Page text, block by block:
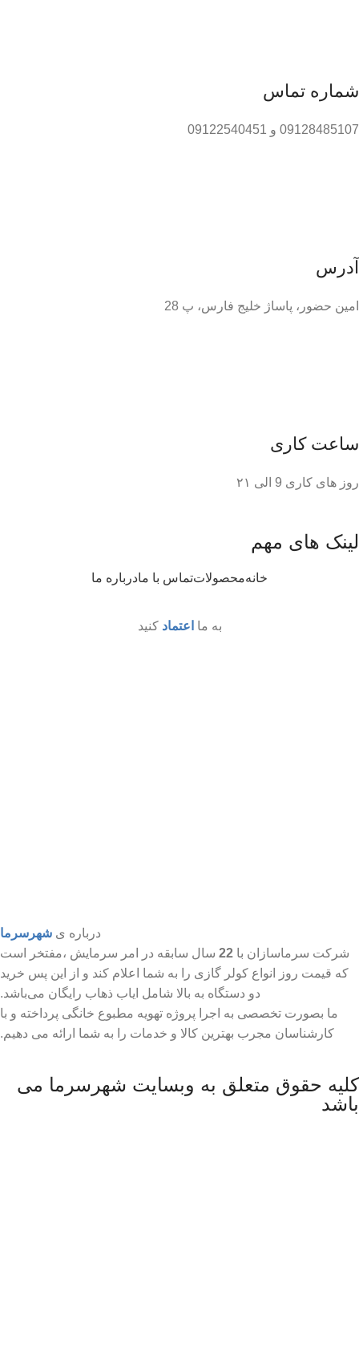
شماره تماس
09128485107 و 09122540451
آدرس
امین حضور، پاساژ خلیج فارس، پ 28
ساعت کاری
روز های کاری 9 الی ۲۱
لینک های مهم
خانهمحصولاتتماس با مادرباره ما
درباره ی شهرسرما
شرکت سرماسازان با 22سال سابقه در امر سرمایش ،مفتخر است
که قیمت روز انواع کولر گازی را به شما اعلام کند و از این پس خرید
دو دستگاه به بالا شامل ایاب ذهاب رایگان می‌باشد.
ما بصورت تخصصی به اجرا پروژه تهویه مطبوع خانگی پرداخته و با
کارشناسان مجرب بهترین کالا و خدمات را به شما ارائه می دهیم.
کلیه حقوق متعلق به وبسایت شهرسرما می
باشد
به ما اعتماد کنید